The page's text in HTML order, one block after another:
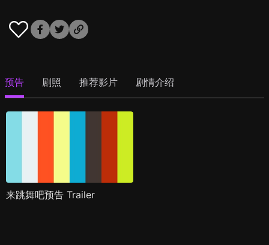
预告 剧照 推荐影片 剧情介绍
来跳舞吧预告 Trailer